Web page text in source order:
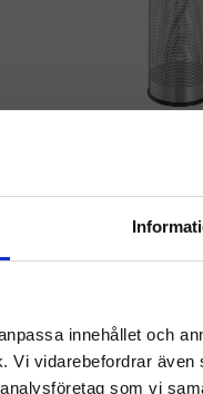
innehållet och
vidarebefordrar
som vi
till i önskelista
entréer,
799
du handla som företag eller